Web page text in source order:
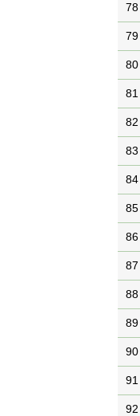
78
79
80
81
82
83
84
85
86
87
88
89
90
91
92